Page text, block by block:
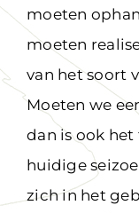
moeten
moeten
van het soort
Moeten we
dan is ook
huidige
zich in het